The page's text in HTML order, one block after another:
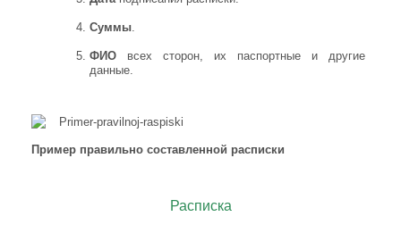
Суммы.
ФИО всех сторон, их паспортные и другие
данные.
Пример правильно составленной расписки
Расписка